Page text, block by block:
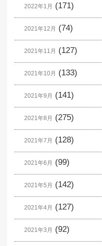
2022年1月 (171)
2021年12月 (74)
2021年11月 (127)
2021年10月 (133)
2021年9月 (141)
2021年8月 (275)
2021年7月 (128)
2021年6月 (99)
2021年5月 (142)
2021年4月 (127)
2021年3月 (92)